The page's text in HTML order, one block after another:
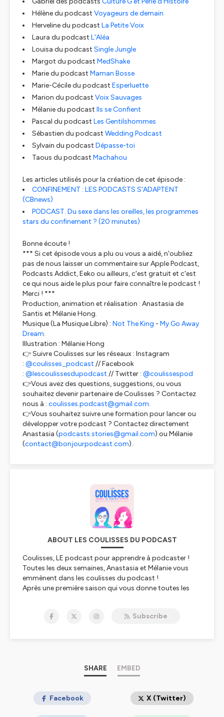
Hélène du podcast Voyageurs de demain
Herveline du podcast La Petite Voix
Laura du podcast L'Aléa
Louisa du podcast Single Jungle
Margot du podcast MedShake
Marie du podcast Maman Bosse
Marie-Cécile du podcast Esperluette
Marion du podcast Voix Sauvages
Mélanie du podcast Ils se Confient
Pascal du podcast Les Gentilshommes
Sébastien du podcast Wedding Podcast
Sylvain du podcast Dépasse-toi
Taous du podcast Machahou
Les articles utilisés pour la création de cet épisode :
CONFINEMENT : LES PODCASTS S'ADAPTENT
(CBnews)
PODCAST. Du sexe dans les oreilles, les programmes
stars du confinement ? (20 minutes)
Bonne écoute !
*** Si cet épisode vous a plu ou vous a aidé, n'oubliez
pas de nous laisser un commentaire sur Apple Podcast,
Podcasts Addict, Eeko ou ailleurs, c'est gratuit et c'est
ce qui nous aide le plus pour faire connaître le podcast !
Merci ! ***
Production, animation et réalisation : Anastasia de
Santis et Mélanie Hong.
Musique (La Musique Libre) : Not The King - My Go Away
Dream.
Illustration : Mélanie Hong
👉 Suivre Coulisses sur les réseaux : Instagram
: @coulisses_podcast // Facebook
: @lescoulissesdupodcast // Twitter : @coulissespod
👉Vous avez des questions, suggestions, ou vous
souhaitez devenir partenaire de Coulisses ? Contactez
nous à : coulisses.podcast@gmail.com.
👉Vous souhaitez suivre une formation pour lancer ou
développer votre podcast ? Contactez directement
Anastasia (podcasts.stories@gmail.com) ou Mélanie
(contact@bonjourpodcast.com).
ABOUT LES COULISSES DU PODCAST
Coulisses, LE podcast pour apprendre à podcaster !
Toutes les deux semaines, Anastasia et Mélanie vous
emmènent dans les coulisses du podcast !
Après une première saison qui vous donne toutes les
Des chroniques pour répondre aux questions que
podcast...
Subscribe
SHARE EMBED
Facebook X (Twitter)